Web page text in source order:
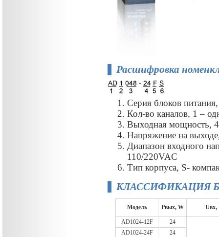
Расшифровка
Серия блоков
Кол-во каналов, 1 –
Выходная мощность,
Напряжение на
Диапазон входного
110/220VAC
Тип корпуса, S-
КЛАССИФИКАЦИЯ
Модель Рвых, W Uвх,
AD1024-12F 24
AD1024-24F
24